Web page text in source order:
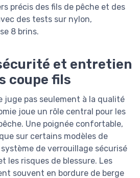
précis des fils de pêche et des
des tests sur nylon,
8 brins.
et entretien
coupe fils
juge pas seulement à la qualité
joue un rôle central pour les
Une poignée confortable,
sur certains modèles de
de verrouillage sécurisé
les risques de blessure. Les
souvent en bordure de berge